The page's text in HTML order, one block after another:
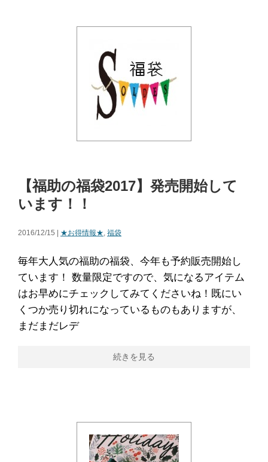
【福助の福袋2017】発売開始して
います！！
2016/12/15 | ★お得情報★, 福袋
毎年大人気の福助の福袋、今年も予約販売開始し
ています！ 数量限定ですので、気になるアイテム
はお早めにチェックしてみてくださいね！既にい
くつか売り切れになっているものもありますが、
まだまだレデ
続きを見る